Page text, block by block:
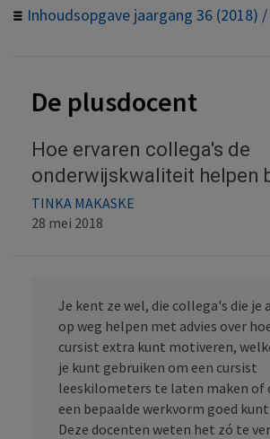
Inhoudsopgave jaargang 36 (2018)
De plusdocent
Hoe ervaren collega's de
onderwijskwaliteit helpen
TINKA MAKASKE
28 mei 2018
Je kent ze wel, die collega's die je
op weg helpen met advies over
cursist extra kunt motiveren,
je kunt gebruiken om een cursist
leeskilometers te laten maken of
een bepaalde werkvorm goed
Deze docenten weten het zó te